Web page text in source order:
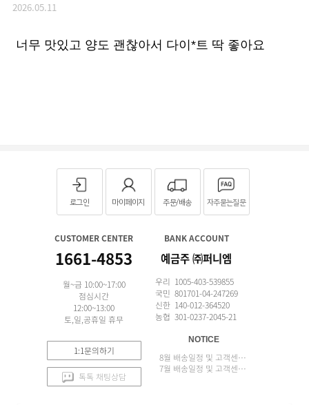
2026.05.11
너무 맛있고 양도 괜찮아서 다이*트 딱 좋아요
로그인 마이페이지 주문/배송 자주묻는질문
CUSTOMER CENTER
1661-4853
월~금 10:00~17:00
점심시간
12:00~13:00
토,일,공휴일 휴무
1:1문의하기
톡톡 채팅상담
BANK ACCOUNT
예금주 ㈜퍼니엠
우리 1005-403-539855
국민 801701-04-247269
신한 140-012-364520
농협 301-0237-2045-21
NOTICE
8월 배송일정 및 고객센터 업무 안내
7월 배송일정 및 고객센터 업무 안내